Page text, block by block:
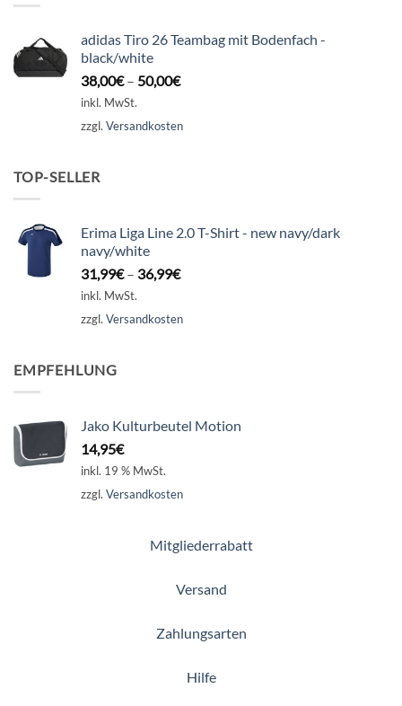
adidas Tiro 26 Teambag mit Bodenfach -
black/white
38,00€– 50,00€
inkl. MwSt.
zzgl. Versandkosten
TOP-SELLER
Erima Liga Line 2.0 T-Shirt - new navy/dark
navy/white
31,99€– 36,99€
inkl. MwSt.
zzgl. Versandkosten
EMPFEHLUNG
Jako Kulturbeutel Motion
14,95€
inkl. 19 % MwSt.
zzgl. Versandkosten
Mitgliederrabatt
Versand
Zahlungsarten
Hilfe